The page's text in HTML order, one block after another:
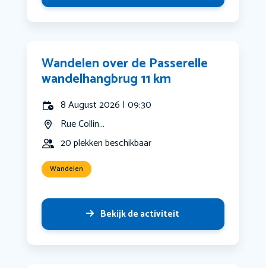
Wandelen over de Passerelle
wandelhangbrug 11 km
8 August 2026 | 09:30
Rue Collin...
20 plekken beschikbaar
Wandelen
Bekijk de activiteit